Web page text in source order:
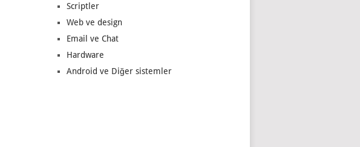
Scriptler
Web ve design
Email ve Chat
Hardware
Android ve Diğer sistemler